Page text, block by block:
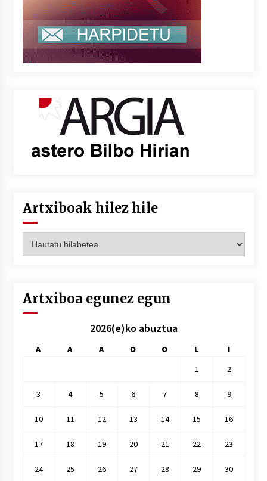
Artxiboak hilez hile
hilez
Artxiboa egunez egun
2026(e)ko abuztua
A A A O O L
I
1
2
3 4 5 6 7 8 9
10 11 12 13 14 15 16
17 18 19 20 21 22 23
24 25 26 27 28 29 30